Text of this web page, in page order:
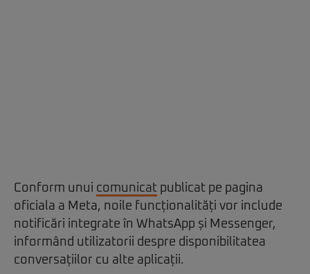
Conform unui comunicat publicat pe pagina
oficiala a Meta, noile funcționalități vor include
notificări integrate în WhatsApp și Messenger,
informând utilizatorii despre disponibilitatea
conversațiilor cu alte aplicații.